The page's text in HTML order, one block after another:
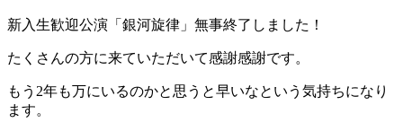
新入生歓迎公演「銀河旋律」無事終了しました！
たくさんの方に来ていただいて感謝感謝です。
もう2年も万にいるのかと思うと早いなという気持ちになり
ます。